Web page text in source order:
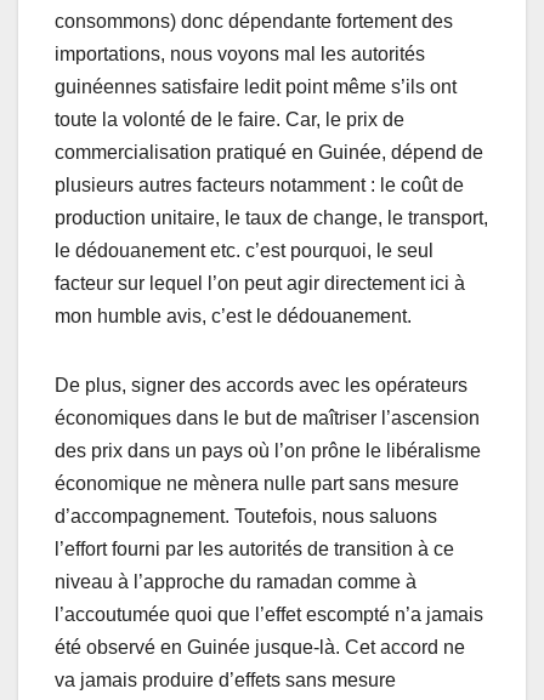
consommons) donc dépendante fortement des
importations, nous voyons mal les autorités
guinéennes satisfaire ledit point même s’ils ont
toute la volonté de le faire. Car, le prix de
commercialisation pratiqué en Guinée, dépend de
plusieurs autres facteurs notamment : le coût de
production unitaire, le taux de change, le transport,
le dédouanement etc. c’est pourquoi, le seul
facteur sur lequel l’on peut agir directement ici à
mon humble avis, c’est le dédouanement.
De plus, signer des accords avec les opérateurs
économiques dans le but de maîtriser l’ascension
des prix dans un pays où l’on prône le libéralisme
économique ne mènera nulle part sans mesure
d’accompagnement. Toutefois, nous saluons
l’effort fourni par les autorités de transition à ce
niveau à l’approche du ramadan comme à
l’accoutumée quoi que l’effet escompté n’a jamais
été observé en Guinée jusque-là. Cet accord ne
va jamais produire d’effets sans mesure